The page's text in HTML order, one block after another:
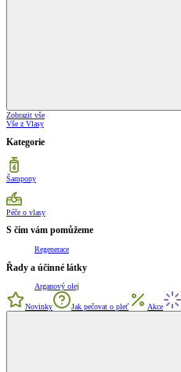
Zobrazit vše
Vše z Vlasy
Kategorie
Šampony
Péče o vlasy
S čím vám pomůžeme
Regenerace
Řady a účinné látky
Arganový olej
Novinky Jak pečovat o pleť Akce